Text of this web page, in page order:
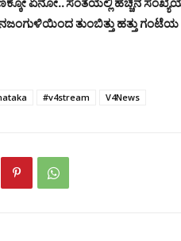
ತುಂಬಿತ್ತು ಹತ್ತು ಗಂಟೆಯ
#v4stream V4News